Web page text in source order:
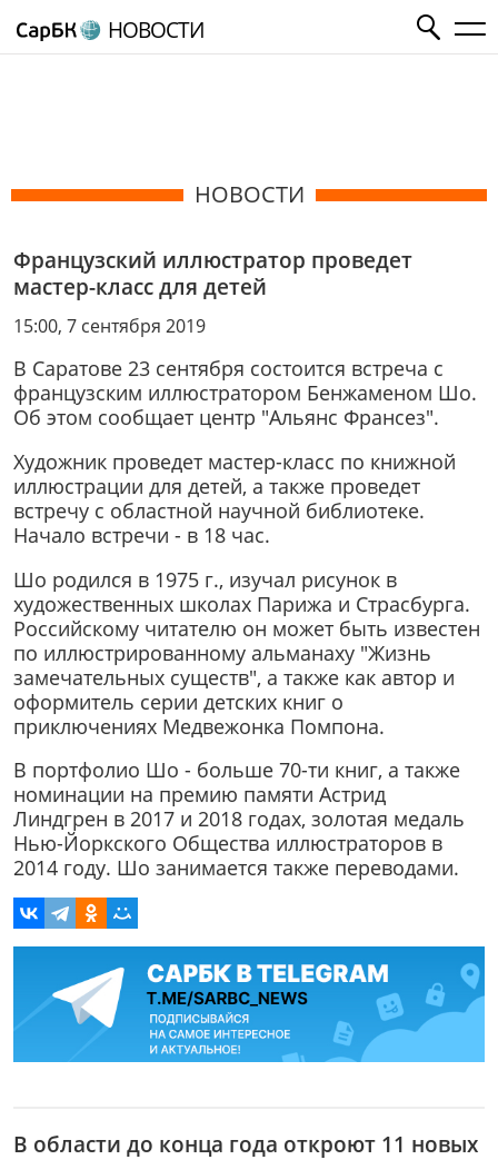
НОВОСТИ
НОВОСТИ
Французский иллюстратор проведет
мастер-класс для детей
15:00, 7 сентября 2019
В Саратове 23 сентября состоится встреча с
французским иллюстратором Бенжаменом Шо.
Об этом сообщает центр "Альянс Франсез".
Художник проведет мастер-класс по книжной
иллюстрации для детей, а также проведет
встречу с областной научной библиотеке.
Начало встречи - в 18 час.
Шо родился в 1975 г., изучал рисунок в
художественных школах Парижа и Страсбурга.
Российскому читателю он может быть известен
по иллюстрированному альманаху "Жизнь
замечательных существ", а также как автор и
оформитель серии детских книг о
приключениях Медвежонка Помпона.
В портфолио Шо - больше 70-ти книг, а также
номинации на премию памяти Астрид
Линдгрен в 2017 и 2018 годах, золотая медаль
Нью-Йоркского Общества иллюстраторов в
2014 году. Шо занимается также переводами.
В области до конца года откроют 11 новых